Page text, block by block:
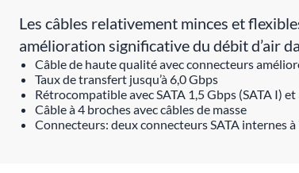
Les câbles relativement minces et
amélioration significative du débit d’air
Câble de haute qualité avec connecteurs
Taux de transfert jusqu’à 6,0 Gbps
Rétrocompatible avec SATA 1,5 Gbps (SATA I) et
Câble à 4 broches avec câbles de masse
Connecteurs: deux connecteurs SATA internes